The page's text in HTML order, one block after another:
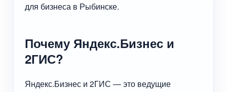
для бизнеса в Рыбинске.
Почему Яндекс.Бизнес и
2ГИС?
Яндекс.Бизнес и 2ГИС — это ведущие